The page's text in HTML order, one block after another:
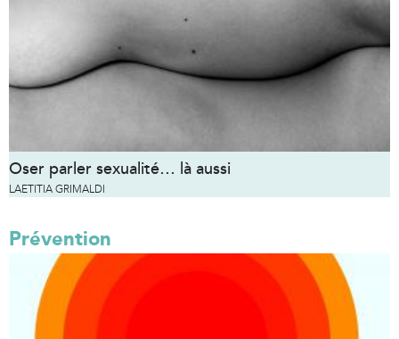
Oser parler sexualité… là aussi
LAETITIA GRIMALDI
Prévention